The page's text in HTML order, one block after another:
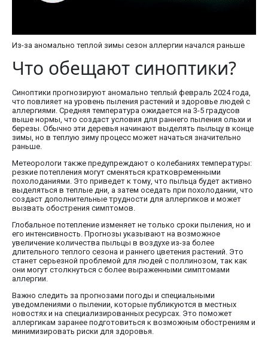
Из-за аномально теплой зимы сезон аллергии начался раньше
Что обещают синоптики?
Синоптики прогнозируют аномально теплый февраль 2024 года,
что повлияет на уровень пыления растений и здоровье людей с
аллергиями. Средняя температура ожидается на 3-5 градусов
выше нормы, что создаст условия для раннего пыления ольхи и
березы. Обычно эти деревья начинают выделять пыльцу в конце
зимы, но в теплую зиму процесс может начаться значительно
раньше.
Метеорологи также предупреждают о колебаниях температуры:
резкие потепления могут сменяться кратковременными
похолоданиями. Это приведет к тому, что пыльца будет активно
выделяться в теплые дни, а затем оседать при похолодании, что
создаст дополнительные трудности для аллергиков и может
вызвать обострения симптомов.
Глобальное потепление изменяет не только сроки пыления, но и
его интенсивность. Прогнозы указывают на возможное
увеличение количества пыльцы в воздухе из-за более
длительного теплого сезона и раннего цветения растений. Это
станет серьезной проблемой для людей с поллинозом, так как
они могут столкнуться с более выраженными симптомами
аллергии.
Важно следить за прогнозами погоды и специальными
уведомлениями о пылении, которые публикуются в местных
новостях и на специализированных ресурсах. Это поможет
аллергикам заранее подготовиться к возможным обострениям и
минимизировать риски для здоровья.